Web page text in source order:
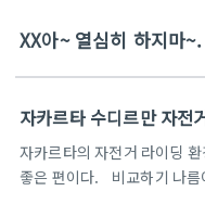
XX아~ 열심히 하지마
자카르타 수디르만 자전
자카르타의 자전거 라이딩
좋은 편이다. 비교하기 나름